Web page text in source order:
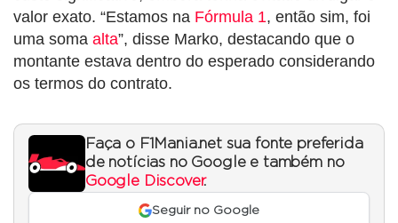
valor exato. “Estamos na Fórmula 1, então sim, foi
uma soma alta”, disse Marko, destacando que o
montante estava dentro do esperado considerando
os termos do contrato.
Faça o F1Mania.net sua fonte preferida
de notícias no Google e também no
Google Discover.
Seguir no Google